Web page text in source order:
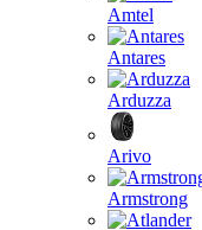
Amtel
Antares
Arduzza
Arivo
Armstrong